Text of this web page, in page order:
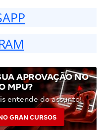
APROVAÇÃO NO
MPU?
entende do assunto!
GRAN CURSOS